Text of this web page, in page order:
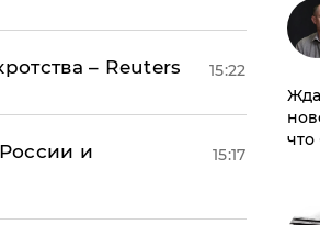
– Reuters 15:22
и
15:17
что